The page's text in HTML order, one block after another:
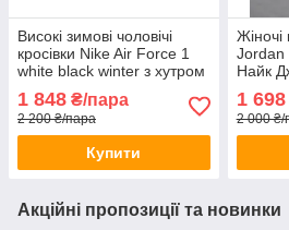
Високі зимові чоловічі
кросівки Nike Air Force 1
white black winter з хутром
шкіряні утеплені
1 848 ₴/пара
2 200 ₴/пара
Купити
Жіночі
Jordan
Найк
1 698
2 000 ₴/
Акційні пропозиції та новинки